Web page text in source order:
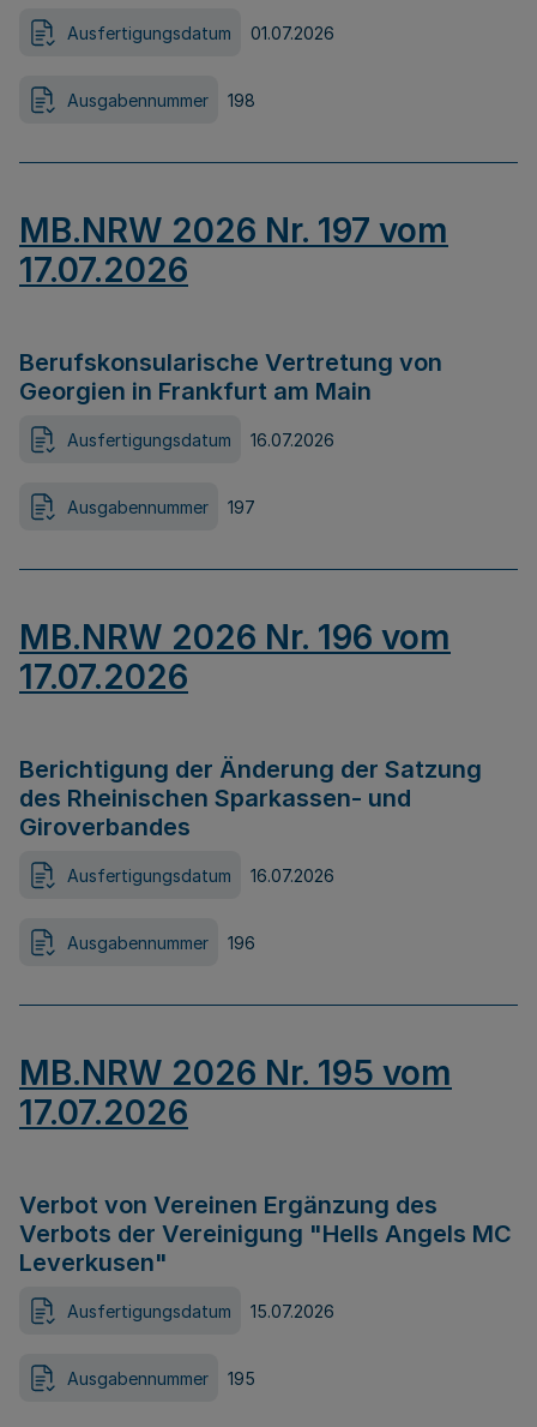
Ausfertigungsdatum 01.07.2026
Ausgabennummer 198
MB.NRW 2026 Nr. 197 vom
17.07.2026
Berufskonsularische Vertretung von
Georgien in Frankfurt am Main
Ausfertigungsdatum 16.07.2026
Ausgabennummer 197
MB.NRW 2026 Nr. 196 vom
17.07.2026
Berichtigung der Änderung der Satzung
des Rheinischen Sparkassen- und
Giroverbandes
Ausfertigungsdatum 16.07.2026
Ausgabennummer 196
MB.NRW 2026 Nr. 195 vom
17.07.2026
Verbot von Vereinen Ergänzung des
Verbots der Vereinigung "Hells Angels MC
Leverkusen"
Ausfertigungsdatum 15.07.2026
Ausgabennummer 195